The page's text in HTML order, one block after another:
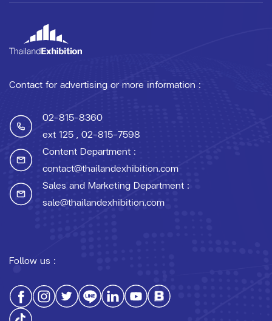
Contact for advertising or more information :
02-815-8360
ext 125 , 02-815-7598
Content Department :
contact@thailandexhibition.com
Sales and Marketing Department :
sale@thailandexhibition.com
Follow us :